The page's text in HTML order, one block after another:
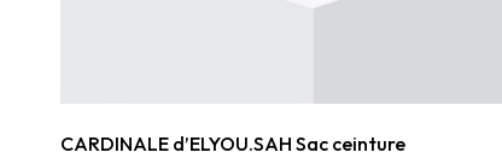
CARDINALE d’ELYOU.SAH Sac ceinture